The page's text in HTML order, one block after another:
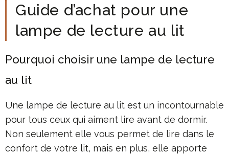
Guide d’achat pour une
lampe de lecture au lit
Pourquoi choisir une lampe de lecture
au lit
Une lampe de lecture au lit est un incontournable
pour tous ceux qui aiment lire avant de dormir.
Non seulement elle vous permet de lire dans le
confort de votre lit, mais en plus, elle apporte